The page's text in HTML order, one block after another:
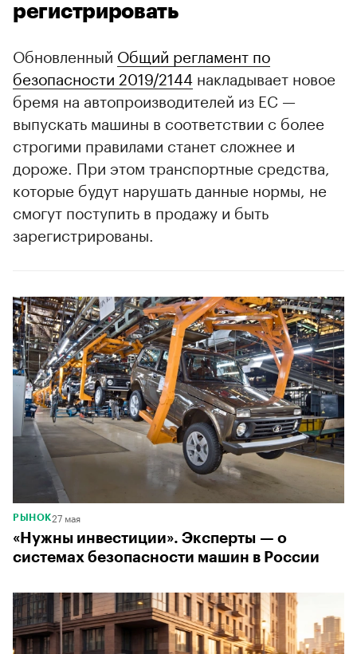
регистрировать
Обновленный Общий регламент по
безопасности 2019/2144 накладывает новое
бремя на автопроизводителей из ЕС —
выпускать машины в соответствии с более
строгими правилами станет сложнее и
дороже. При этом транспортные средства,
которые будут нарушать данные нормы, не
смогут поступить в продажу и быть
зарегистрированы.
РЫНОК27 мая
«Нужны инвестиции». Эксперты — о
системах безопасности машин в России